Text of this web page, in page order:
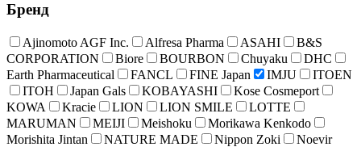
Бренд
Ajinomoto AGF Inc. Alfresa Pharma ASAHI
B&S
CORPORATION
Biore BOURBON Chuyaku
DHC
Earth Pharmaceutical
FANCL FINE Japan IMJU
ITOEN
ITOH
Japan Gals KOBAYASHI
Kose Cosmeport
KOWA
Kracie LION LION SMILE
LOTTE
MARUMAN
MEIJI Meishoku
Morikawa Kenkodo
Morishita Jintan
NATURE MADE Nippon Zoki
Noevir